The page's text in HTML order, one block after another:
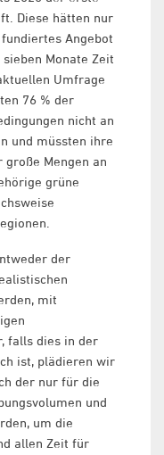
Diese hätten nur
Angebot
Monate Zeit
Umfrage
76 % der
nicht an
und müssten ihre
Mengen an
grüne
der
mit
falls dies in der
ist, plädieren wir
der nur für die
und
um die
allen Zeit für